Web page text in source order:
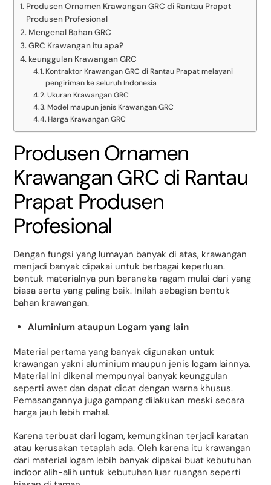
Produsen Ornamen Krawangan GRC di Rantau Prapat
Produsen Profesional
Mengenal Bahan GRC
GRC Krawangan itu apa?
keunggulan Krawangan GRC
Kontraktor Krawangan GRC di Rantau Prapat melayani
pengiriman ke seluruh Indonesia
Ukuran Krawangan GRC
Model maupun jenis Krawangan GRC
Harga Krawangan GRC
Produsen Ornamen
Krawangan GRC di Rantau
Prapat Produsen
Profesional
Dengan fungsi yang lumayan banyak di atas, krawangan
menjadi banyak dipakai untuk berbagai keperluan.
bentuk materialnya pun beraneka ragam mulai dari yang
biasa serta yang paling baik. Inilah sebagian bentuk
bahan krawangan.
Aluminium ataupun Logam yang lain
Material pertama yang banyak digunakan untuk
krawangan yakni aluminium maupun jenis logam lainnya.
Material ini dikenal mempunyai banyak keunggulan
seperti awet dan dapat dicat dengan warna khusus.
Pemasangannya juga gampang dilakukan meski secara
harga jauh lebih mahal.
Karena terbuat dari logam, kemungkinan terjadi karatan
atau kerusakan tetaplah ada. Oleh karena itu krawangan
dari material logam lebih banyak dipakai buat kebutuhan
indoor alih-alih untuk kebutuhan luar ruangan seperti